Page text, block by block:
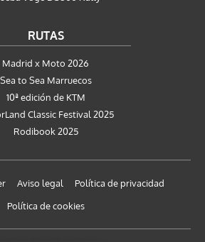
RUTAS
Madrid x Moto 2026
Sea to Sea Marruecos
10ª edición de KTM
Classic Festival 2025
Rodibook 2025
Aviso legal
Política de privacidad
Política de cookies